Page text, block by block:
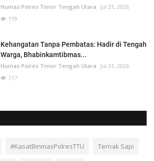
Humas Polres Timor Tengah Utara
Jul 31, 2026
119
Kehangatan Tanpa Pembatas: Hadir di Tengah
Warga, Bhabinkamtibmas...
Humas Polres Timor Tengah Utara
Jul 31, 2026
117
#KasatBinmasPolresTTU Ternak Sapi